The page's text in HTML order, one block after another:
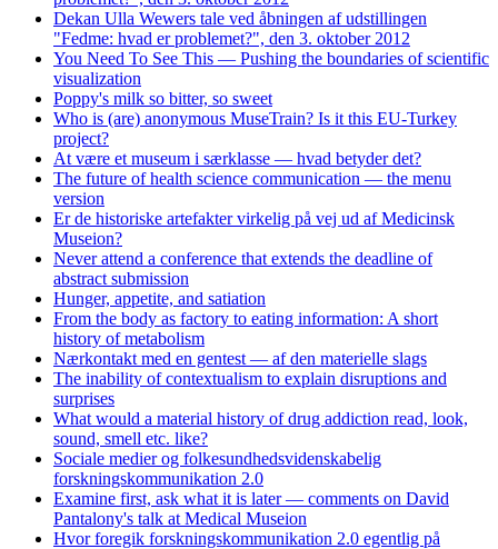
Dekan Ulla Wewers tale ved åbningen af udstillingen
"Fedme: hvad er problemet?", den 3. oktober 2012
You Need To See This — Pushing the boundaries of scientific
visualization
Poppy's milk so bitter, so sweet
Who is (are) anonymous MuseTrain? Is it this EU-Turkey
project?
At være et museum i særklasse — hvad betyder det?
The future of health science communication — the menu
version
Er de historiske artefakter virkelig på vej ud af Medicinsk
Museion?
Never attend a conference that extends the deadline of
abstract submission
Hunger, appetite, and satiation
From the body as factory to eating information: A short
history of metabolism
Nærkontakt med en gentest — af den materielle slags
The inability of contextualism to explain disruptions and
surprises
What would a material history of drug addiction read, look,
sound, smell etc. like?
Sociale medier og folkesundhedsvidenskabelig
forskningskommunikation 2.0
Examine first, ask what it is later — comments on David
Pantalony's talk at Medical Museion
Hvor foregik forskningskommunikation 2.0 egentlig på